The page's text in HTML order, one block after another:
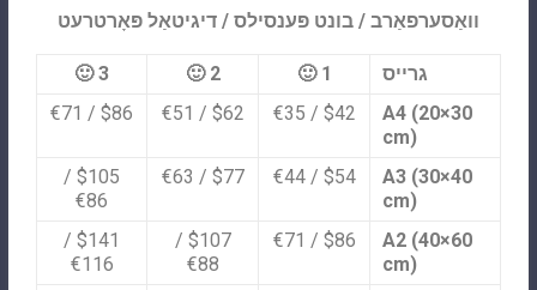
וואַסערפאַרב / בונט פּענסילס / דיגיטאַל פּאָרטרעט
גרייס 1 🙂
2 🙂
3 🙂
A4 (20×30
cm)
$42 / €35
$62 / €51
$86 / €71
A3 (30×40
cm)
$54 / €44
$77 / €63
$105 /
€86
A2 (40×60
cm)
$86 / €71
$107 /
€88
$141 /
€116